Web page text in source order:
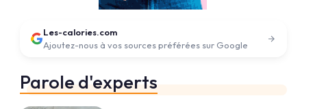
Les-calories.com
Ajoutez-nous à vos sources préférées sur Google
Parole d'experts